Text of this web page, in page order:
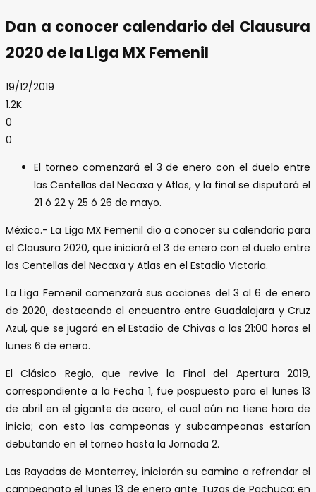
Dan a conocer calendario del Clausura
2020 de la Liga MX Femenil
19/12/2019
1.2K
0
0
El torneo comenzará el 3 de enero con el duelo entre
las Centellas del Necaxa y Atlas, y la final se disputará el
21 ó 22 y 25 ó 26 de mayo.
México.- La Liga MX Femenil dio a conocer su calendario para
el Clausura 2020, que iniciará el 3 de enero con el duelo entre
las Centellas del Necaxa y Atlas en el Estadio Victoria.
La Liga Femenil comenzará sus acciones del 3 al 6 de enero
de 2020, destacando el encuentro entre Guadalajara y Cruz
Azul, que se jugará en el Estadio de Chivas a las 21:00 horas el
lunes 6 de enero.
El Clásico Regio, que revive la Final del Apertura 2019,
correspondiente a la Fecha 1, fue pospuesto para el lunes 13
de abril en el gigante de acero, el cual aún no tiene hora de
inicio; con esto las campeonas y subcampeonas estarían
debutando en el torneo hasta la Jornada 2.
Las Rayadas de Monterrey, iniciarán su camino a refrendar el
campeonato el lunes 13 de enero ante Tuzas de Pachuca; en